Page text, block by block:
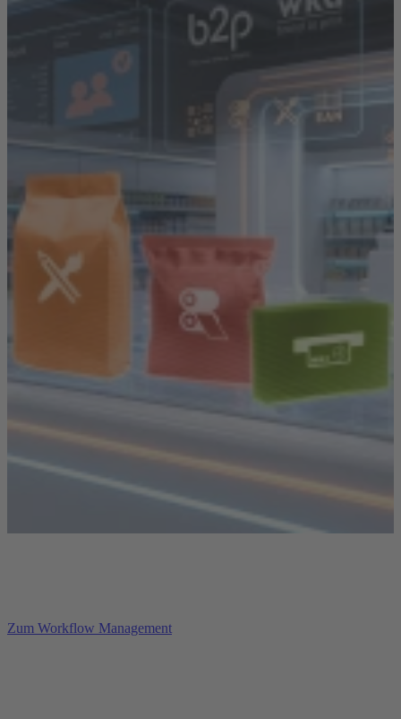
Zum Workflow Management